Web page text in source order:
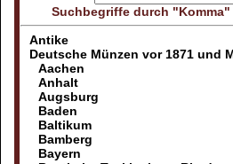
Suchbegriffe durch "Komma"
Antike
Deutsche Münzen vor 1871 und
Aachen
Anhalt
Augsburg
Baden
Baltikum
Bamberg
Bayern